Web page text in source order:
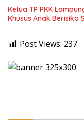
Ketua TP PKK
Khusus Anak Berisiko
Post Views: 237